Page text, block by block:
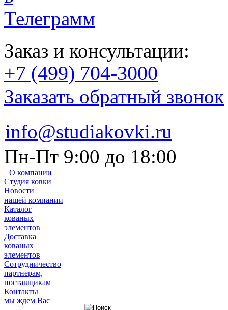
Заказ и консультации:
+7 (499) 704-3000
Заказать обратный звонок
info@studiakovki.ru
Пн-Пт 9:00 до 18:00
О компании
Студия ковки
Новости
нашей компании
Каталог
кованых
элементов
Доставка
кованых
элементов
Сотрудничество
партнерам,
поставщикам
Контакты
мы ждем Вас